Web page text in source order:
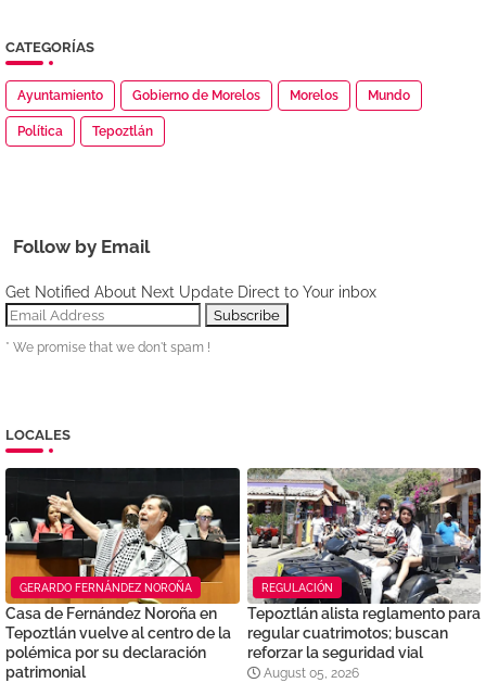
CATEGORÍAS
Ayuntamiento Gobierno de Morelos Morelos Mundo
Política Tepoztlán
Follow by Email
Get Notified About Next Update Direct to Your inbox
* We promise that we don't spam !
LOCALES
GERARDO FERNÁNDEZ NOROÑA
Casa de Fernández Noroña en
Tepoztlán vuelve al centro de la
polémica por su declaración
patrimonial
REGULACIÓN
Tepoztlán alista reglamento para
regular cuatrimotos; buscan
reforzar la seguridad vial
August 05, 2026